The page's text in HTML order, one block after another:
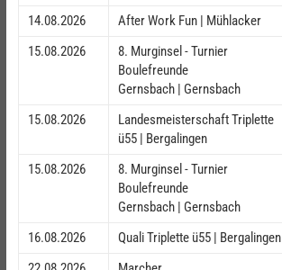
14.08.2026
After Work Fun | Mühlacker
15.08.2026
8. Murginsel - Turnier
Boulefreunde
Gernsbach | Gernsbach
15.08.2026
Landesmeisterschaft Triplette
ü55 | Bergalingen
15.08.2026
8. Murginsel - Turnier
Boulefreunde
Gernsbach | Gernsbach
16.08.2026
Quali Triplette ü55 | Bergalingen